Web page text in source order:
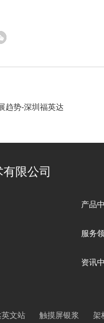
趋势-深圳福英达
限公司
产品
服务
资讯
文站 触摸屏银浆 架